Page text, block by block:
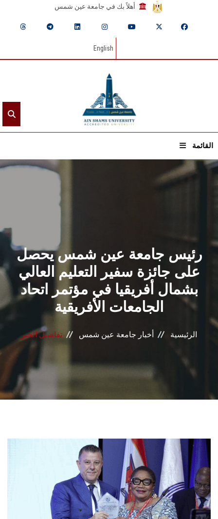
أهلاً بك في جامعة عين شمس
English
القائمة
القطاعـات
الشئون الأكاديمية
البحث العلمي
الرعاية الصحية
المراكز والوحدات
الأنظمة الذكية
الإعلام
الطلاب
الدراسات العليا
رئيس جامعة عين شمس يحصل
على جائزة سفير التعليم العالي
بشمال أفريقيا في مؤتمر اتحاد
الجامعات الأفريقية
الرئيسية أخبار جامعة عين شمس تفاصيل الخبر